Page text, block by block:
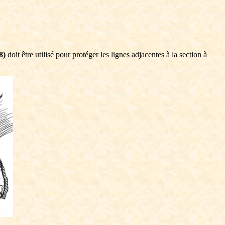
doit être utilisé pour protéger les lignes adjacentes à la section à